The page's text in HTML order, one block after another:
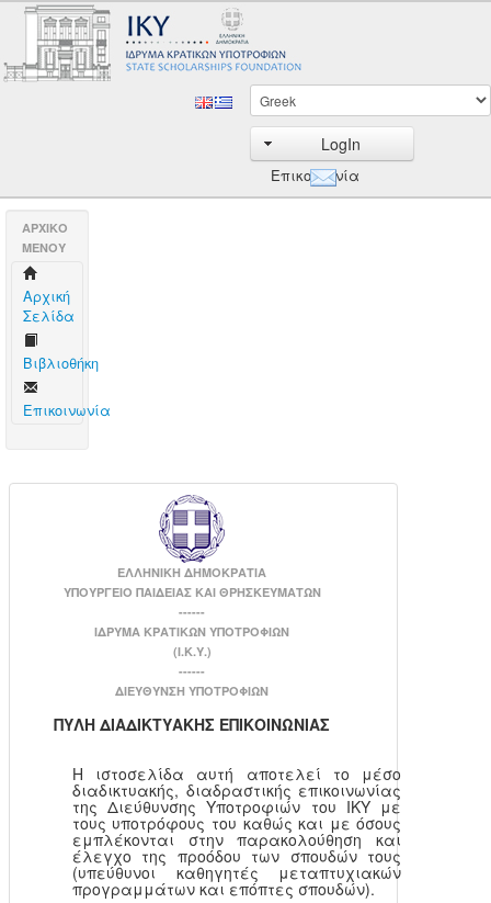
LogIn
Επικοινωνία
AΡΧΙΚΟ
ΜΕΝΟΥ
Aρχική
Σελίδα
Βιβλιοθήκη
Επικοινωνία
ΕΛΛΗΝΙΚΗ ΔΗΜΟΚΡΑΤΙΑ
ΥΠΟΥΡΓΕΙΟ ΠΑΙΔΕΙΑΣ ΚΑΙ ΘΡΗΣΚΕΥΜΑΤΩΝ
------
ΙΔΡΥΜΑ ΚΡΑΤΙΚΩΝ ΥΠΟΤΡΟΦΙΩΝ
(Ι.Κ.Υ.)
------
ΔΙΕΥΘΥΝΣΗ ΥΠΟΤΡΟΦΙΩΝ
ΠΥΛΗ ΔΙΑΔΙΚΤΥΑΚΗΣ ΕΠΙΚΟΙΝΩΝΙΑΣ
Η ιστοσελίδα αυτή αποτελεί το μέσο
διαδικτυακής, διαδραστικής επικοινωνίας
της Διεύθυνσης Υποτροφιών του ΙΚΥ με
τους υποτρόφους του καθώς και με όσους
εμπλέκονται στην παρακολούθηση και
έλεγχο της προόδου των σπουδών τους
(υπεύθυνοι καθηγητές μεταπτυχιακών
προγραμμάτων και επόπτες σπουδών).